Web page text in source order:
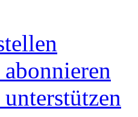
abonnieren
unterstützen